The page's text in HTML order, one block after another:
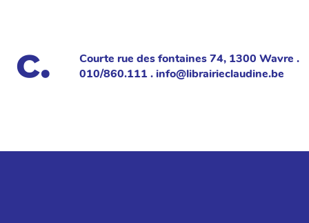
Courte rue des fontaines 74, 1300 Wavre .
010/860.111 . info@librairieclaudine.be